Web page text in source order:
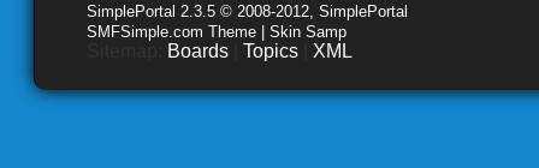
SimplePortal 2.3.5 © 2008-2012, SimplePortal
SMFSimple.com Theme | Skin Samp
Boards Topics XML